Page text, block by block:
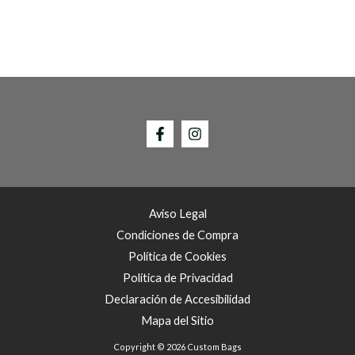
Aviso Legal
Condiciones de Compra
Política de Cookies
Política de Privacidad
Declaración de Accesibilidad
Mapa del Sitio
Copyright © 2026 Custom Bags